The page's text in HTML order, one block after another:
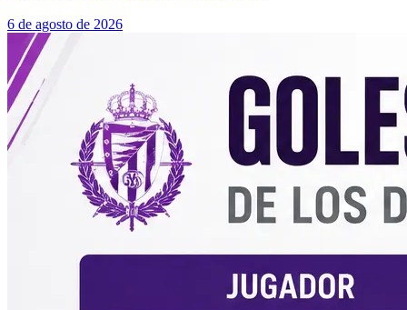
6 de agosto de 2026